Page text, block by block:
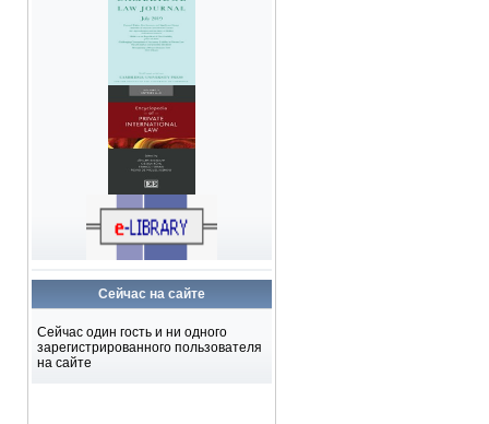
Сейчас на сайте
Сейчас один гость и ни одного
зарегистрированного пользователя
на сайте